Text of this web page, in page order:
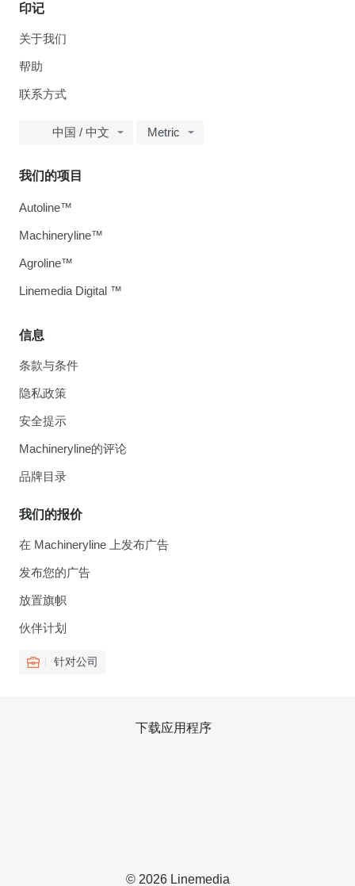
印记
关于我们
帮助
联系方式
中国 / 中文 Metric
信息
条款与条件
隐私政策
安全提示
Machineryline的评论
品牌目录
我们的报价
在 Machineryline 上发布广告
发布您的广告
放置旗帜
伙伴计划
针对公司
我们的项目
Autoline™
Machineryline™
Agroline™
Linemedia Digital ™
© 2026 Linemedia
下载应用程序